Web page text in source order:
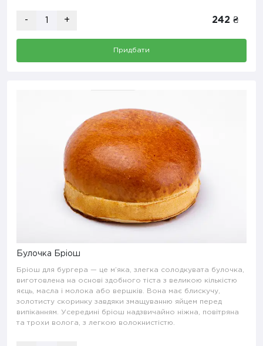
- + 242 ₴
Придбати
Булочка Бріош
Бріош для бургера — це м’яка, злегка солодкувата булочка,
виготовлена на основі здобного тіста з великою кількістю
яєць, масла і молока або вершків. Вона має блискучу,
золотисту скоринку завдяки змащуванню яйцем перед
випіканням. Усередині бріош надзвичайно ніжна, повітряна
та трохи волога, з легкою волокнистістю.